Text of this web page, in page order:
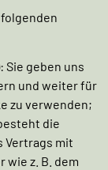
Sie geben uns
und weiter für
zu verwenden;
die
Vertrags mit
z. B. dem